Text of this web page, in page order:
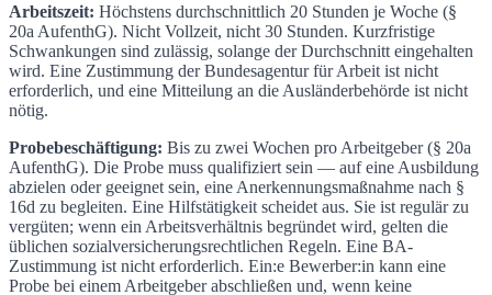
Arbeitszeit: Höchstens durchschnittlich 20 Stunden je Woche (§
20a AufenthG). Nicht Vollzeit, nicht 30 Stunden. Kurzfristige
Schwankungen sind zulässig, solange der Durchschnitt eingehalten
wird. Eine Zustimmung der Bundesagentur für Arbeit ist nicht
erforderlich, und eine Mitteilung an die Ausländerbehörde ist nicht
nötig.
Probebeschäftigung: Bis zu zwei Wochen pro Arbeitgeber (§ 20a
AufenthG). Die Probe muss qualifiziert sein — auf eine Ausbildung
abzielen oder geeignet sein, eine Anerkennungsmaßnahme nach §
16d zu begleiten. Eine Hilfstätigkeit scheidet aus. Sie ist regulär zu
vergüten; wenn ein Arbeitsverhältnis begründet wird, gelten die
üblichen sozialversicherungsrechtlichen Regeln. Eine BA-
Zustimmung ist nicht erforderlich. Ein:e Bewerber:in kann eine
Probe bei einem Arbeitgeber abschließen und, wenn keine